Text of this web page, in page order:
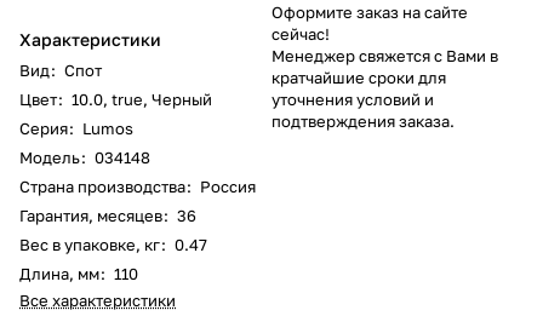
Характеристики
Вид: Спот
Цвет: 10.0, true, Черный
Серия: Lumos
Модель: 034148
Страна производства: Россия
Гарантия, месяцев: 36
Вес в упаковке, кг: 0.47
Длина, мм: 110
Все характеристики
Оформите заказ на сайте
сейчас!
Менеджер свяжется с Вами в
кратчайшие сроки для
уточнения условий и
подтверждения заказа.